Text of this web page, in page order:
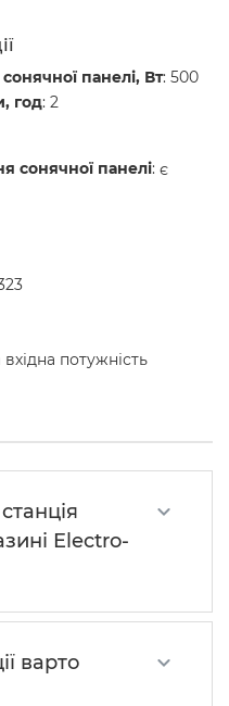
панелі, Вт: 500
год: 2
сонячної панелі: є
потужність
Electro-
варто